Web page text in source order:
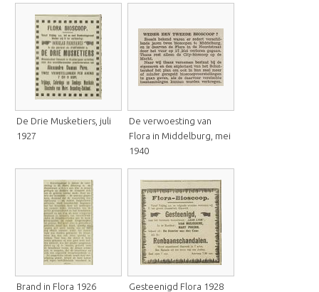
De Drie Musketiers, juli
1927
De verwoesting van
Flora in Middelburg, mei
1940
Brand in Flora 1926 Gesteenigd Flora 1928